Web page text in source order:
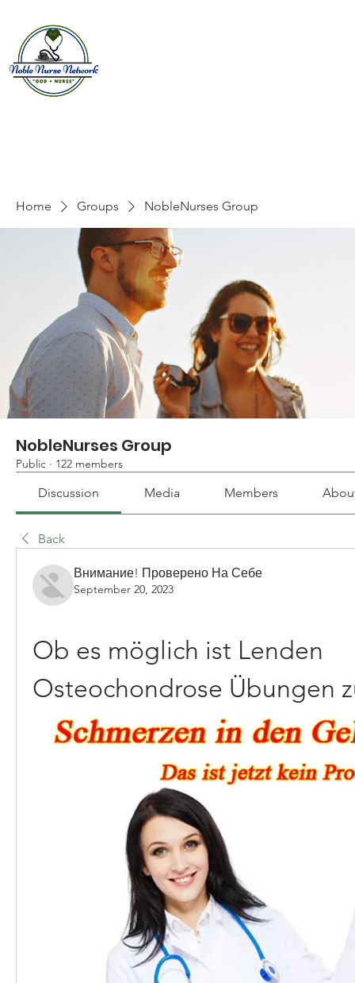
Home Groups NobleNurses Group
NobleNurses Group
Public · 122 members
Discussion Media Members
Back
Внимание! Проверено На Себе
September 20, 2023
Ob es möglich ist Lenden
Osteochondrose Übungen